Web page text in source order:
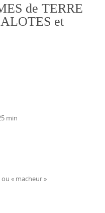
de TERRE
et
min
« macheur »